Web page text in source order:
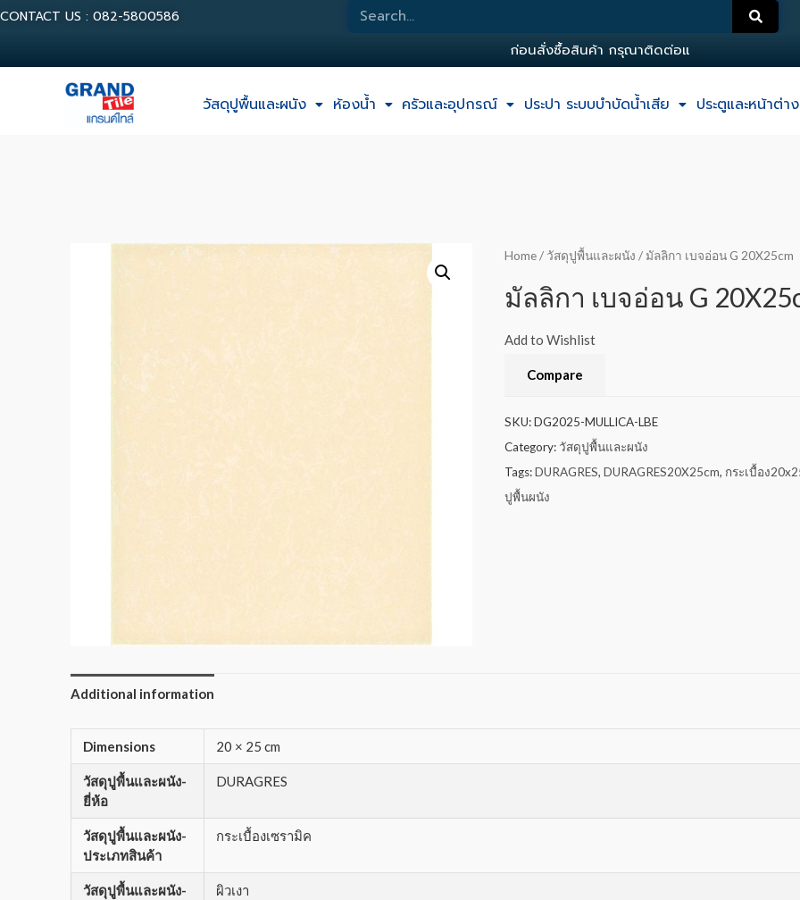
CONTACT US : 082-5800586
อนสงซอสนคา ก รณาตดตอแอด
วัสดุปูพื้นและผนัง ห้องน้ำ ครัวและอุปกรณ์ ประปา ระบบบำบัดน้ำเสีย ประตูและหน้าต่าง
Home/ วัสดุปูพื้นและผนัง / มัลลิกา เบจอ่อน G 20X25cm
มัลลิกา เบจอ่อน G
Add to Wishlist
Compare
SKU:DG2025-MULLICA-LBE
Category: วัสดุปูพื้นและผนัง
Tags:DURAGRES, DURAGRES20X25cm, กระเบื้อง
ปูพื้นผนัง
Additional information
Dimensions 20 × 25 cm
วัสดุปูพื้นและผนัง-
ยี่ห้อ
DURAGRES
วัสดุปูพื้นและผนัง-
ประเภทสินค้า
กระเบื้องเซรามิค
วัสดุปูพื้นและผนัง-
ผิวเงา